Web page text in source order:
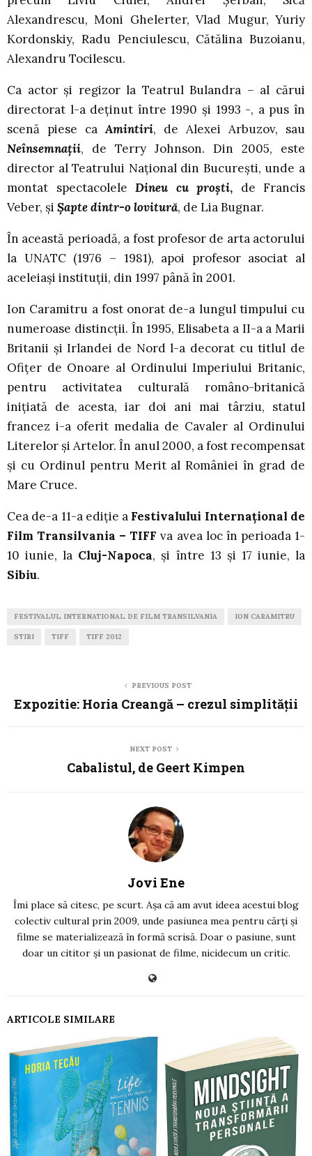
Alexandrescu, Moni Ghelerter, Vlad Mugur, Yuriy
Kordonskiy, Radu Penciulescu, Cătălina Buzoianu,
Alexandru Tocilescu.
Ca actor şi regizor la Teatrul Bulandra – al cărui
directorat l-a deţinut între 1990 şi 1993 -, a pus în
scenă piese caAmintiri, de Alexei Arbuzov, sau
Neînsemnaţii, de Terry Johnson. Din 2005, este
director al Teatrului Naţional din Bucureşti, unde a
montat spectacolele Dineu cu proşti, de Francis
Veber, şi Şapte dintr-o lovitură, de Lia Bugnar.
În această perioadă, a fost profesor de arta actorului
la UNATC (1976 – 1981), apoi profesor asociat al
aceleiaşi instituţii, din 1997 până în 2001.
Ion Caramitru a fost onorat de-a lungul timpului cu
numeroase distincţii. În 1995, Elisabeta a II-a a Marii
Britanii şi Irlandei de Nord l-a decorat cu titlul de
Ofiţer de Onoare al Ordinului Imperiului Britanic,
pentru activitatea culturală româno-britanică
iniţiată de acesta, iar doi ani mai târziu, statul
francez i-a oferit medalia de Cavaler al Ordinului
Literelor şi Artelor. În anul 2000, a fost recompensat
şi cu Ordinul pentru Merit al României în grad de
Mare Cruce.
Cea de-a 11-a ediție a Festivalului Internațional de
Film Transilvania – TIFF va avea loc în perioada 1-
10 iunie, la Cluj-Napoca, şi între 13 şi 17 iunie, la
Sibiu.
FESTIVALUL INTERNATIONAL DE FILM TRANSILVANIA ION CARAMITRU
STIRI TIFF TIFF 2012
PREVIOUS POST
Expozitie: Horia Creangă – crezul simplităţii
NEXT POST
Cabalistul, de Geert Kimpen
Jovi Ene
Îmi place să citesc, pe scurt. Așa că am avut ideea acestui blog
colectiv cultural prin 2009, unde pasiunea mea pentru cărți și
filme se materializează în formă scrisă. Doar o pasiune, sunt
doar un cititor și un pasionat de filme, nicidecum un critic.
ARTICOLE SIMILARE